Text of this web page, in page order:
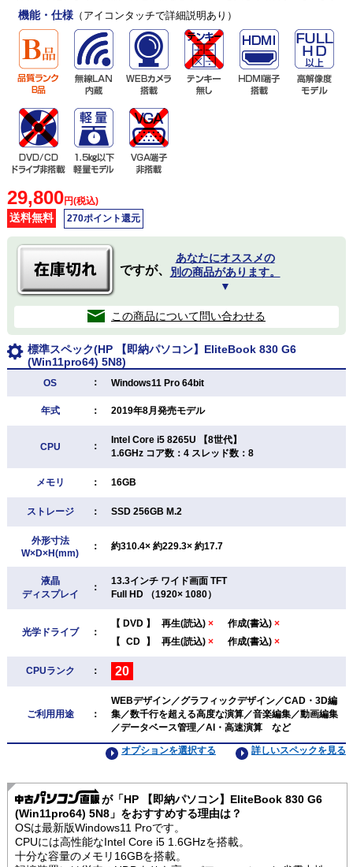
機能・仕様（アイコンタッチで詳細説明あり）
29,800円(税込)
送料無料 270ポイント還元
ですが、
あなたにオススメの
別の商品があります。
▼
この商品について問い合わせる
標準スペック(HP 【即納パソコン】EliteBook 830 G6
(Win11pro64) 5N8)
OS ： Windows11 Pro 64bit
年式 ： 2019年8月発売モデル
CPU ：
Intel Core i5 8265U 【8世代】
1.6GHz コア数：4 スレッド数：8
メモリ ： 16GB
ストレージ ： SSD 256GB M.2
外形寸法
W×D×H(mm)
： 約310.4× 約229.3× 約17.7
液晶
ディスプレイ
：
13.3インチ ワイド画面 TFT
Full HD （1920× 1080）
光学ドライブ ：
【 DVD 】 再生(読込) × 作成(書込) ×
【 CD 】 再生(読込) × 作成(書込) ×
CPUランク ： 20
ご利用用途 ：
WEBデザイン／グラフィックデザイン／CAD・3D編
集／数千行を超える高度な演算／音楽編集／動画編集
／データベース管理／AI・高速演算 など
詳しいスペックを見る
オプションを選択する
が「HP 【即納パソコン】EliteBook 830 G6
(Win11pro64) 5N8」をおすすめする理由は？
OSは最新版Windows11 Proです。
CPUには高性能なIntel Core i5 1.6GHzを搭載。
十分な容量のメモリ16GBを搭載。